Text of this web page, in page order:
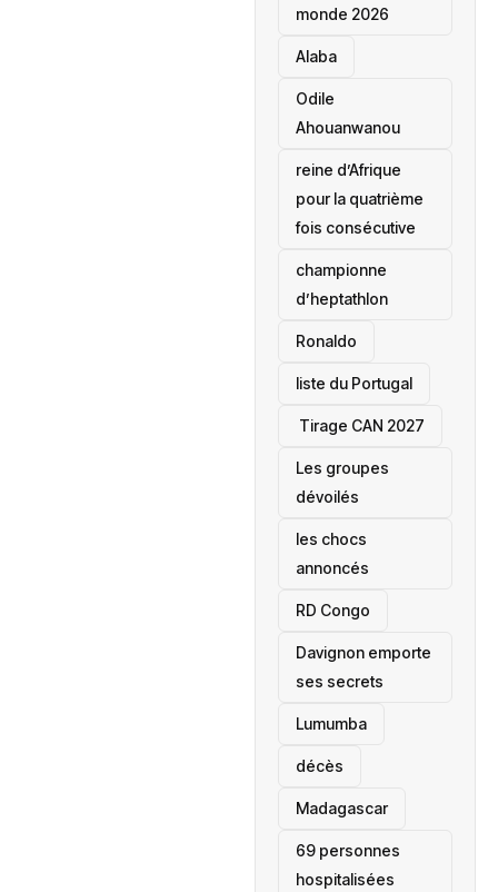
monde 2026
Alaba
Odile
Ahouanwanou
reine d’Afrique
pour la quatrième
fois consécutive
championne
d’heptathlon
Ronaldo
liste du Portugal
‎ Tirage CAN 2027
Les groupes
dévoilés
les chocs
annoncés
‎RD Congo
Davignon emporte
ses secrets
Lumumba
décès
‎Madagascar
69 personnes
hospitalisées